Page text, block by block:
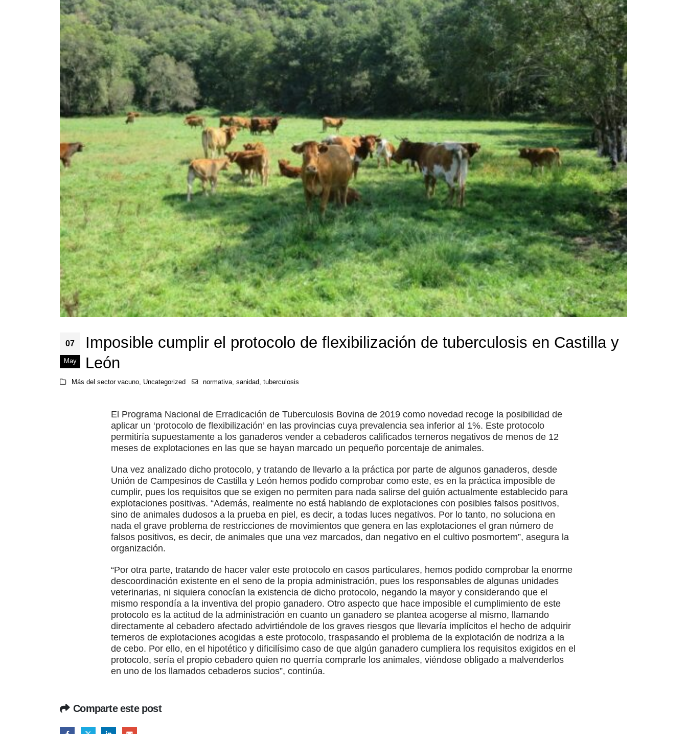
07
May
Imposible cumplir el protocolo de flexibilización de tuberculosis en Castilla y
León
Más del sector vacuno, Uncategorized normativa,sanidad,tuberculosis
El Programa Nacional de Erradicación de Tuberculosis Bovina de 2019 como novedad recoge la posibilidad de
aplicar un ‘protocolo de flexibilización’ en las provincias cuya prevalencia sea inferior al 1%. Este protocolo
permitiría supuestamente a los ganaderos vender a cebaderos calificados terneros negativos de menos de 12
meses de explotaciones en las que se hayan marcado un pequeño porcentaje de animales.
Una vez analizado dicho protocolo, y tratando de llevarlo a la práctica por parte de algunos ganaderos, desde
Unión de Campesinos de Castilla y León hemos podido comprobar como este, es en la práctica imposible de
cumplir, pues los requisitos que se exigen no permiten para nada salirse del guión actualmente establecido para
explotaciones positivas. “Además, realmente no está hablando de explotaciones con posibles falsos positivos,
sino de animales dudosos a la prueba en piel, es decir, a todas luces negativos. Por lo tanto, no soluciona en
nada el grave problema de restricciones de movimientos que genera en las explotaciones el gran número de
falsos positivos, es decir, de animales que una vez marcados, dan negativo en el cultivo posmortem”, asegura la
organización.
“Por otra parte, tratando de hacer valer este protocolo en casos particulares, hemos podido comprobar la enorme
descoordinación existente en el seno de la propia administración, pues los responsables de algunas unidades
veterinarias, ni siquiera conocían la existencia de dicho protocolo, negando la mayor y considerando que el
mismo respondía a la inventiva del propio ganadero. Otro aspecto que hace imposible el cumplimiento de este
protocolo es la actitud de la administración en cuanto un ganadero se plantea acogerse al mismo, llamando
directamente al cebadero afectado advirtiéndole de los graves riesgos que llevaría implícitos el hecho de adquirir
terneros de explotaciones acogidas a este protocolo, traspasando el problema de la explotación de nodriza a la
de cebo. Por ello, en el hipotético y dificilísimo caso de que algún ganadero cumpliera los requisitos exigidos en el
protocolo, sería el propio cebadero quien no querría comprarle los animales, viéndose obligado a malvenderlos
en uno de los llamados cebaderos sucios”, continúa.
Comparte este post